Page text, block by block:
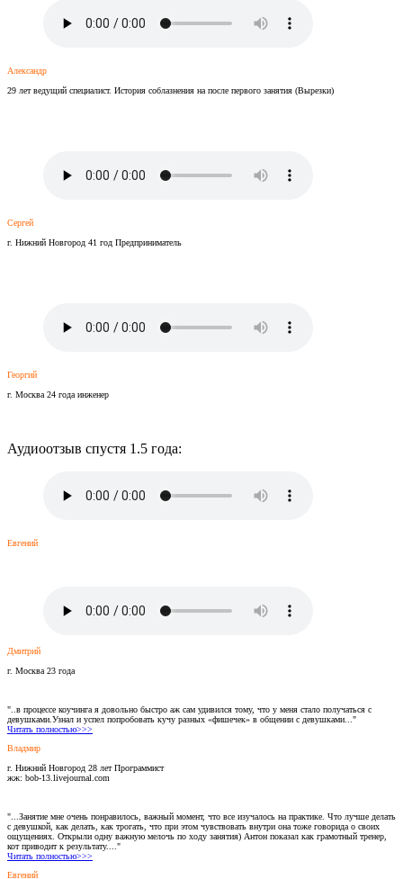
Александр
29 лет ведущий специалист. История соблазнения на после первого занятия (Вырезки)
Сергей
г. Нижний Новгород 41 год Предприниматель
Георгий
г. Москва 24 года инженер
Аудиоотзыв спустя 1.5 года:
Евгений
Дмитрий
г. Москва 23 года
"..в процессе коучинга я довольно быстро аж сам удивился тому, что у меня стало получаться с
девушками.Узнал и успел попробовать кучу разных «фишечек» в общении с девушками..."
Читать полностью>>>
Владмир
г. Нижний Новгород 28 лет Программист
жж: bob-13.livejournal.com
"...Занятие мне очень понравилось, важный момент, что все изучалось на практике. Что лучше делать
с девушкой, как делать, как трогать, что при этом чувствовать внутри она тоже говорида о своих
ощущениях. Открыли одну важную мелочь по ходу занятия) Антон показал как грамотный тренер,
кот приводит к результату...."
Читать полностью>>>
Евгений